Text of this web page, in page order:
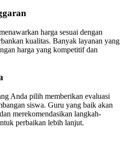
harga sesuai dengan
kualitas. Banyak layanan yang
harga yang kompetitif dan
Anda pilih memberikan evaluasi
siswa. Guru yang baik akan
merekomendasikan langkah-
perbaikan lebih lanjut.